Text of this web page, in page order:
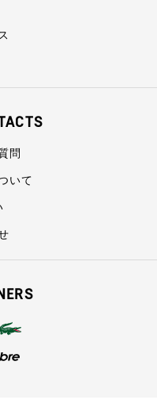
問
いて